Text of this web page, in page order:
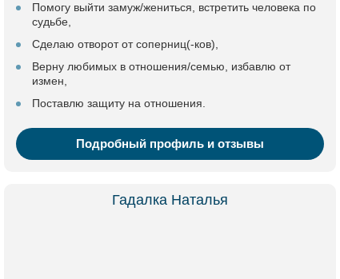
Помогу выйти замуж/жениться, встретить человека по
судьбе,
Сделаю отворот от соперниц(-ков),
Верну любимых в отношения/семью, избавлю от
измен,
Поставлю защиту на отношения.
Подробный профиль и отзывы
Гадалка Наталья